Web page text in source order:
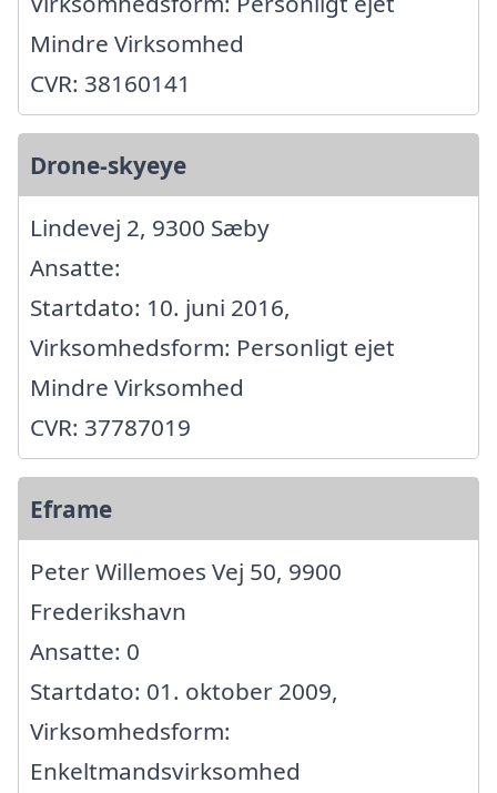
Mindre Virksomhed
CVR: 38160141
Drone-skyeye
Lindevej 2, 9300 Sæby
Ansatte:
Startdato: 10. juni 2016,
Virksomhedsform: Personligt ejet
Mindre Virksomhed
CVR: 37787019
Eframe
Peter Willemoes Vej 50, 9900
Frederikshavn
Ansatte: 0
Startdato: 01. oktober 2009,
Virksomhedsform:
Enkeltmandsvirksomhed